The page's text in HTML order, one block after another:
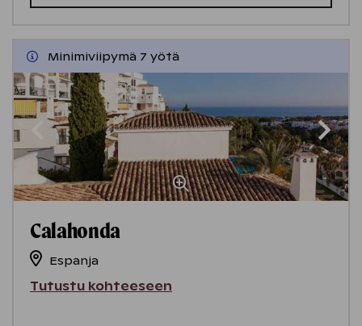
Minimiviipymä 7 yötä
Calahonda
Espanja
Tutustu kohteeseen